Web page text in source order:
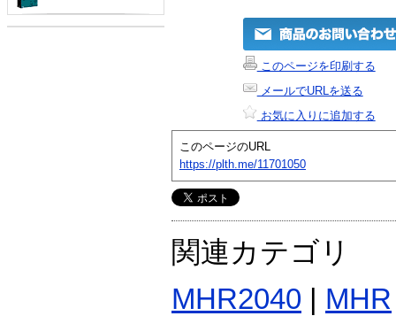
このページを印刷する
メールでURLを送る
お気に入りに追加する
このページのURL
https://plth.me/11701050
関連カテゴリ
MHR2040 | MHR